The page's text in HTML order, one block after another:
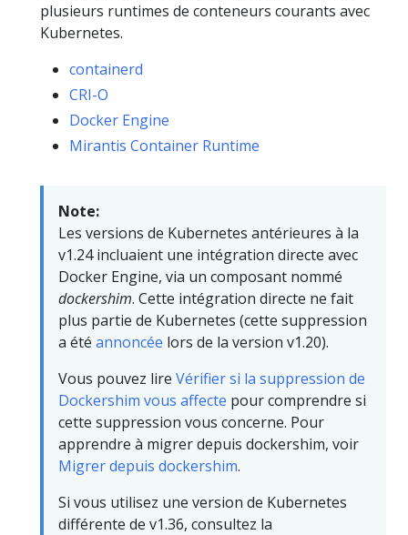
plusieurs runtimes de conteneurs courants avec
Kubernetes.
containerd
CRI-O
Docker Engine
Mirantis Container Runtime
Note:
Les versions de Kubernetes antérieures à la
v1.24 incluaient une intégration directe avec
Docker Engine, via un composant nommé
dockershim. Cette intégration directe ne fait
plus partie de Kubernetes (cette suppression
a été annoncée lors de la version v1.20).
Vous pouvez lire Vérifier si la suppression de
Dockershim vous affecte pour comprendre si
cette suppression vous concerne. Pour
apprendre à migrer depuis dockershim, voir
Migrer depuis dockershim.
Si vous utilisez une version de Kubernetes
différente de v1.36, consultez la